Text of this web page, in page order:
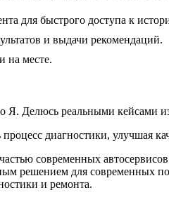
для быстрого доступа к
и выдачи рекомендаций.
на месте.
Делюсь реальными кейсами
диагностики, улучшая
современных
решением для современных
и ремонта.